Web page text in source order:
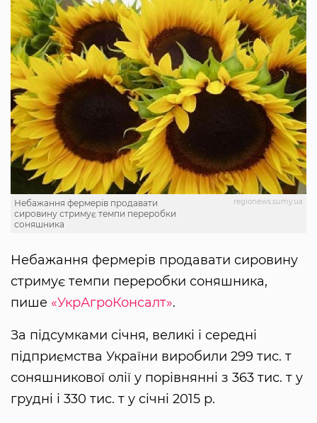
regionews.sumy.ua
Небажання фермерів продавати
сировину стримує темпи переробки
соняшника
Небажання фермерів продавати сировину
стримує темпи переробки соняшника,
пише «УкрАгроКонсалт».
За підсумками січня, великі і середні
підприємства України виробили 299 тис. т
соняшникової олії у порівнянні з 363 тис. т у
грудні і 330 тис. т у січні 2015 р.